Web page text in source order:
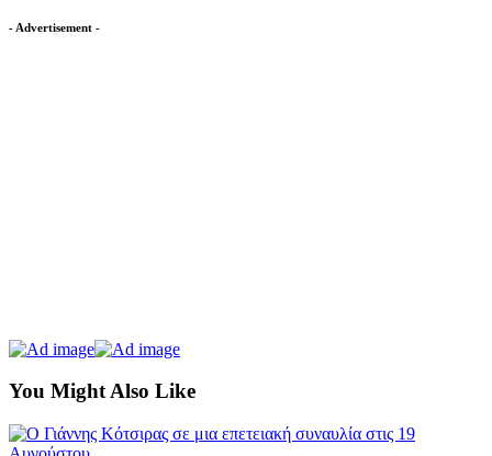
- Advertisement -
You Might Also Like